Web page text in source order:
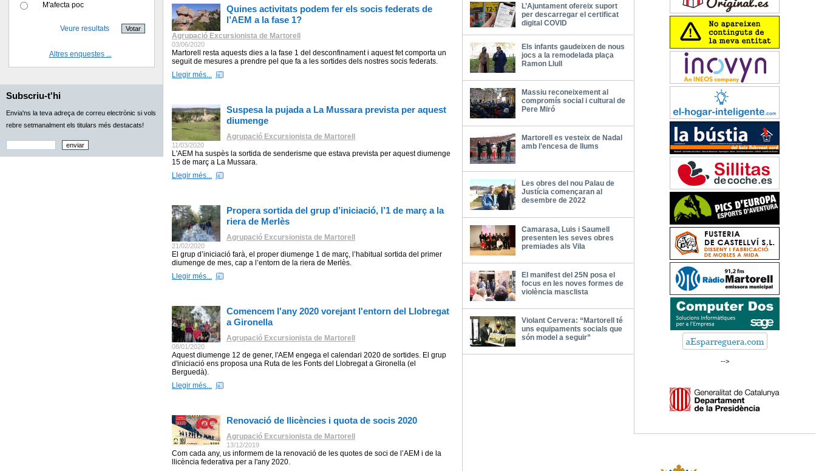
M'afecta poc
Veure resultats
Altres enquestes ...
Subscriu-t'hi
Envia'ns la teva adreça de correu electrònic si vols
rebre setmanalment els titulars més destacats!
Quines activitats podem fer els socis federats de
l’AEM a la fase 1?
Agrupació Excursionista de Martorell
03/06/2020
Martorell resta aquests dies a la fase 1 del desconfinament i aquest fet comporta un
seguit de mesures a prendre pel que fa a les sortides dels nostres socis federats.
Llegir més...
Suspesa la pujada a La Mussara prevista per aquest
diumenge
Agrupació Excursionista de Martorell
11/03/2020
L'AEM ha suspès la sortida de senderisme que estava prevista per aquest diumenge
15 de març a La Mussara.
Llegir més...
Propera sortida del grup d’iniciació, l’1 de març a la
riera de Merlès
Agrupació Excursionista de Martorell
21/02/2020
El grup d’iniciació farà, el proper diumenge 1 de març, l’habitual sortida del primer
diumenge de mes, cap a l’entorn de la riera de Merlès.
Llegir més...
Comencem l'any 2020 vorejant l'entorn del Llobregat
a Gironella
Agrupació Excursionista de Martorell
08/01/2020
Aquest diumenge 12 de gener, l'AEM engega el calendari 2020 de sortides. El grup
d'iniciació ens proposa una Ruta de les Fonts del Llobregat a Gironella (el
Berguedà).
Llegir més...
Renovació de llicències i quota de socis 2020
Agrupació Excursionista de Martorell
13/12/2019
Com cada any, us informem de la renovació de les quotes de soci de l’AEM i de la
llicència federativa per a l'any 2020.
L’Ajuntament ofereix suport
per descarregar el certificat
digital COVID
Els infants gaudeixen de nous
jocs a la remodelada plaça
Ramon Llull
Massiu reconeixement al
compromís social i cultural de
Pere Miró
Martorell es vesteix de Nadal
amb l’encesa de llums
Les obres del nou Palau de
Justícia començaran al
desembre de 2022
Camarasa, Luis i Saumell
presenten les seves obres
premiades als Vila
El manifest del 25N posa el
focus en les noves formes de
violència masclista
Violant Cervera: “Martorell té
uns equipaments socials que
són model a seguir”
-->